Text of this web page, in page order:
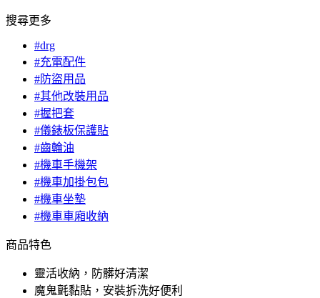
搜尋更多
#drg
#充電配件
#防盜用品
#其他改裝用品
#握把套
#儀錶板保護貼
#齒輪油
#機車手機架
#機車加掛包包
#機車坐墊
#機車車廂收納
商品特色
靈活收納，防髒好清潔
魔鬼氈黏貼，安裝拆洗好便利